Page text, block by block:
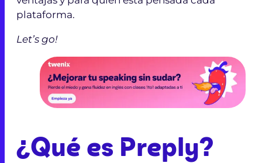
plataforma.
Let’s go!
¿Qué es Preply?